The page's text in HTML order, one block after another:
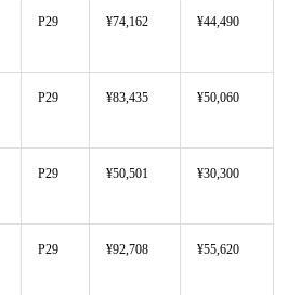
P29 ¥74,162 ¥44,490
P29 ¥83,435 ¥50,060
P29 ¥50,501 ¥30,300
P29 ¥92,708 ¥55,620